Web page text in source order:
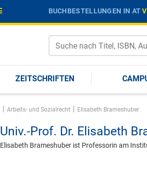
BUCHBESTELLUNGEN IN AT
ZEITSCHRIFTEN
| Arbeits- und Sozialrecht | Elisabeth Brameshuber
Univ.-Prof. Dr. Elisabeth
Elisabeth Brameshuber ist Professorin am